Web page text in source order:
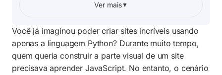
Você já imaginou poder criar sites incríveis usando
apenas a linguagem Python? Durante muito tempo,
quem queria construir a parte visual de um site
precisava aprender JavaScript. No entanto, o cenário
Diferenças entre PyScript e Python
Tradicional
Principais desafios e limitações atuais
Ver mais▼